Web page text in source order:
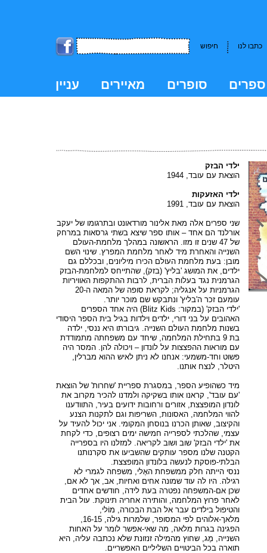
חיפוש כתבו לנו
ספרים סופרים מאיירים עניין
ילדי הבזק
הוצאת עם עובד, 1944
ילדי האזעקות
הוצאת עם עובד, 1991
שני ספרים אלה מאת אלינור מורדאונט ובתרגומו של יעקב
אורלנד הם אחד – אותו ספר שיצא בשתי גרסאות במרחק
של 47 שנים זו מזו. הראשונה במהלך מלחמת-העולם
השנייה והאחרת מיד לאחר מלחמת המפרץ. שינוי השם
מובן: בעת מלחמת העולם הכירו מיליונים, ובכללם גם
ילדים, את המושג 'בליץ' (בזק), שהתייחס למלחמת-הבזק
הגרמנית נגד בעלות הברית, לרבות ההתקפות האוויריות
הגרמניות על אנגליה; לקראת סופה של המאה ה-20
עומעם זכר ה'בליץ' ונתבקש שם מוכר יותר.
'ילדי הבזק' (במקור: Blitz Kids) היה אחד הספרים
האהובים על בני דורי, ילדים וילדות בגיל בית הספר היסודי
בשנות מלחמת העולם השנייה. גיבורתו היא ננסי, ילדה
בת 9 בתחילת המלחמה, שיחד עם משפחתה מתמודדת
עם מוראות ההפצצות על לונדון – ויכולה להן. המסר היה
פשוט וחד-משמעי: אנחנו לא ניתן לאיש ההוא מברלין,
היטלר, לנצח אותנו.
מיד כשהופיע הספר, במסגרת ספריית 'שחרות' של הוצאת
'עם עובד', קראנו אותו בשקיקה ולמדנו להכיר מקרוב את
לונדון המופצצת, אזורים ורחובות ידועים בעיר, התוודענו
להווי המלחמה, האסונות, השריפות וגם לתקנות הצנע
והקיצוב, שאותן הכרנו בנוסחן המקומי. אני יכול להעיד על
עצמי, שהלכתי לספרייה חמישה ימים רצופים, כדי לקחת
את 'ילדי הבזק' שוב ושוב לקריאה. למזלנו היו בספרייה
הקטנה שלנו מספר עותקים שהשביעו את סקרנותנו
הבלתי-פוסקת לנעשה בלונדון המופצצת.
ננסי הייתה חלק ממשפחת האֶלי, משפחה לגמרי לא
רגילה. היו לה עוד שמונה אחים ואחיות, אב, אך לא אם,
שכן אם-המשפחה נפטרה בעת לידה, חודשים אחדים
לאחר פרוץ המלחמה, והותירה אחריה תינוקת. עול הבית
והטיפול בילדים עבר אל הבת הבכורה, מוֹלי,
מלאך-אלוהים לפי המסופר, שלמרות גילה, 16-15,
הפגינה בגרות מלאה, מה שאי-אפשר לומר על האחות
השנייה, מֶג, שחוץ מהמילה זנזונת שלא נכתבה עליה, היא
תוארה בכל הביטויים השליליים האפשריים.